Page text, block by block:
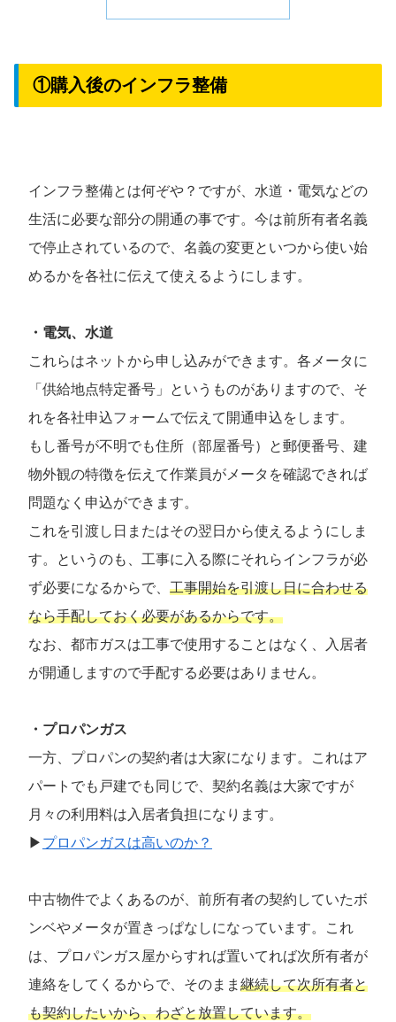
①購入後のインフラ整備
インフラ整備とは何ぞや？ですが、水道・電気などの
生活に必要な部分の開通の事です。今は前所有者名義
で停止されているので、名義の変更といつから使い始
めるかを各社に伝えて使えるようにします。
・電気、水道
これらはネットから申し込みができます。各メータに
「供給地点特定番号」というものがありますので、そ
れを各社申込フォームで伝えて開通申込をします。
もし番号が不明でも住所（部屋番号）と郵便番号、建
物外観の特徴を伝えて作業員がメータを確認できれば
問題なく申込ができます。
これを引渡し日またはその翌日から使えるようにしま
す。というのも、工事に入る際にそれらインフラが必
ず必要になるからで、 工事開始を引渡し日に合わせる
なら手配しておく必要があるからです。
なお、都市ガスは工事で使用することはなく、入居者
が開通しますので手配する必要はありません。
・プロパンガス
一方、プロパンの契約者は大家になります。これはア
パートでも戸建でも同じで、契約名義は大家ですが
月々の利用料は入居者負担になります。
▶ プロパンガスは高いのか？
中古物件でよくあるのが、前所有者の契約していたボ
ンベやメータが置きっぱなしになっています。これ
は、プロパンガス屋からすれば置いてれば次所有者が
連絡をしてくるからで、そのまま 継続して次所有者と
も契約したいから、わざと放置しています。